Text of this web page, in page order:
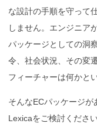
な設計の手順を守って
しません。エンジニア
パッケージとしての洞
令、社会状況、その変
フィーチャーは何かと
そんなECパッケージ
Lexicaをご検討ください